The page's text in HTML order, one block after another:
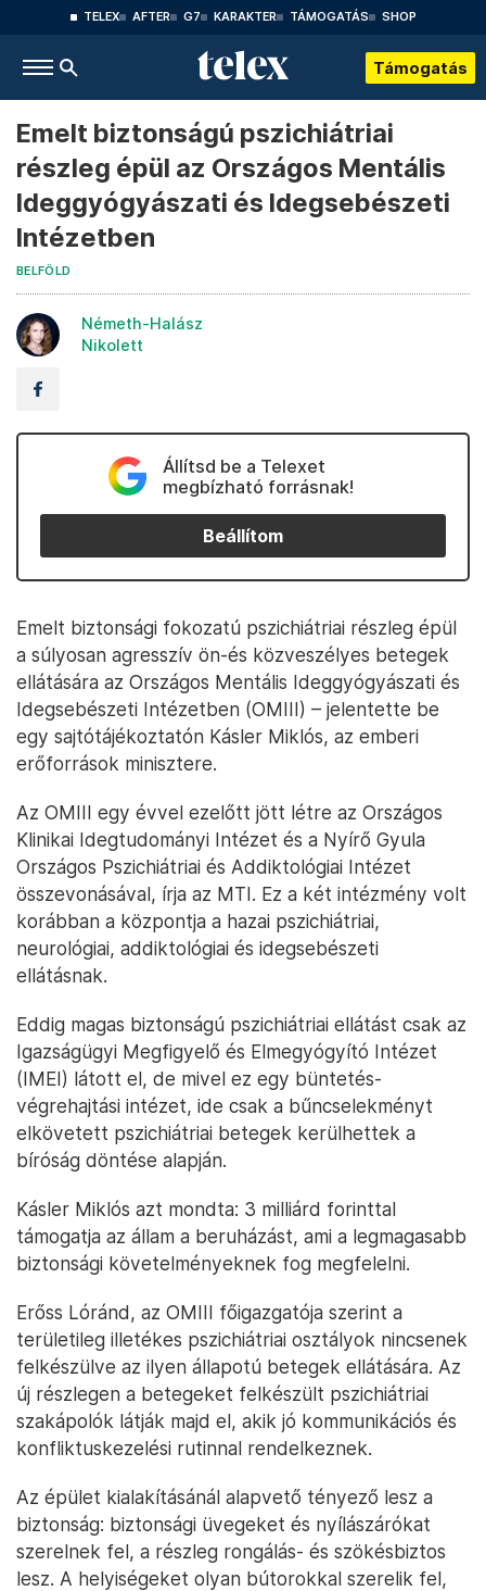
TELEX AFTER G7 KARAKTER TÁMOGATÁS SHOP
Támogatás
Emelt biztonságú pszichiátriai
részleg épül az Országos Mentális
Ideggyógyászati és Idegsebészeti
Intézetben
BELFÖLD
Németh-Halász
Nikolett
Állítsd be a Telexet
megbízható forrásnak!
Beállítom
Emelt biztonsági fokozatú pszichiátriai részleg épül
a súlyosan agresszív ön-és közveszélyes betegek
ellátására az Országos Mentális Ideggyógyászati és
Idegsebészeti Intézetben (OMIII) – jelentette be
egy sajtótájékoztatón Kásler Miklós, az emberi
erőforrások minisztere.
Az OMIII egy évvel ezelőtt jött létre az Országos
Klinikai Idegtudományi Intézet és a Nyírő Gyula
Országos Pszichiátriai és Addiktológiai Intézet
összevonásával, írja az MTI. Ez a két intézmény volt
korábban a központja a hazai pszichiátriai,
neurológiai, addiktológiai és idegsebészeti
ellátásnak.
Eddig magas biztonságú pszichiátriai ellátást csak az
Igazságügyi Megfigyelő és Elmegyógyító Intézet
(IMEI) látott el, de mivel ez egy büntetés-
végrehajtási intézet, ide csak a bűncselekményt
elkövetett pszichiátriai betegek kerülhettek a
bíróság döntése alapján.
Kásler Miklós azt mondta: 3 milliárd forinttal
támogatja az állam a beruházást, ami a legmagasabb
biztonsági követelményeknek fog megfelelni.
Erőss Lóránd, az OMIII főigazgatója szerint a
területileg illetékes pszichiátriai osztályok nincsenek
felkészülve az ilyen állapotú betegek ellátására. Az
új részlegen a betegeket felkészült pszichiátriai
szakápolók látják majd el, akik jó kommunikációs és
konfliktuskezelési rutinnal rendelkeznek.
Az épület kialakításánál alapvető tényező lesz a
biztonság: biztonsági üvegeket és nyílászárókat
szerelnek fel, a részleg rongálás- és szökésbiztos
lesz. A helyiségeket olyan bútorokkal szerelik fel,